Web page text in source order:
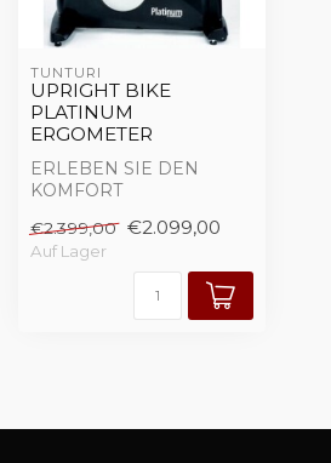
TUNTURI
UPRIGHT BIKE
PLATINUM
ERGOMETER
ERLEBEN SIE DEN
KOMFORT
der Platinum Serie bietet
alles w...
€2.399,00 €2.099,00
Auf Lager